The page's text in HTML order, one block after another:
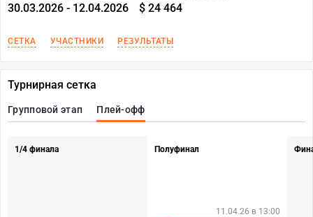
30.03.2026 - 12.04.2026
$ 24 464
СЕТКА УЧАСТНИКИ РЕЗУЛЬТАТЫ
Турнирная сетка
Групповой этап Плей-офф
1/4 финала Полуфинал
11.04.26 в 13:00